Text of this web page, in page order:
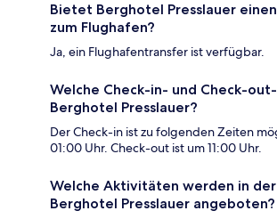
Bietet Berghotel Presslauer
zum Flughafen?
Ja, ein Flughafentransfer ist verfügbar.
Welche Check-in- und Check-
Berghotel Presslauer?
Der Check-in ist zu folgenden Zeiten
01:00 Uhr. Check-out ist um 11:00 Uhr.
Welche Aktivitäten werden in
Berghotel Presslauer angeboten?